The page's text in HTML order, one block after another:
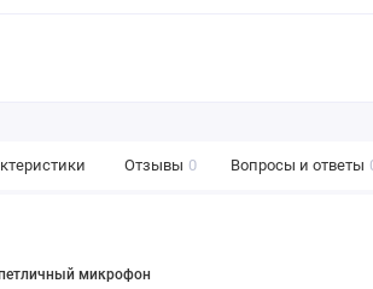
Отзывы 0 Вопросы и ответы
микрофон